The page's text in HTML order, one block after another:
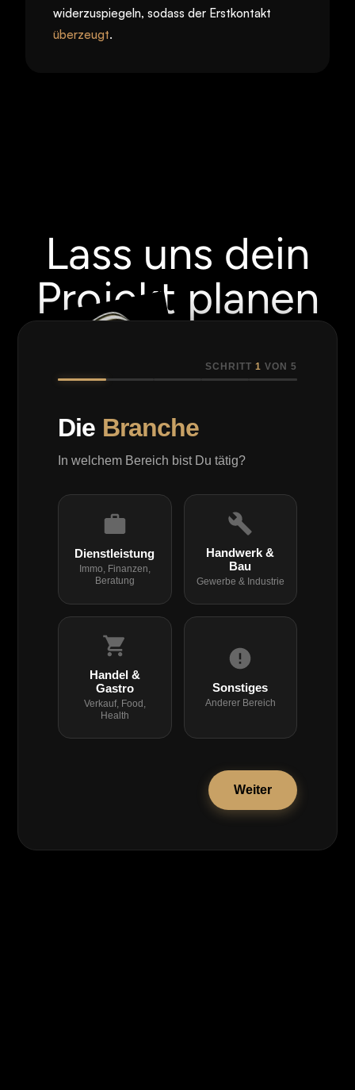
überzeugt.
Lass uns dein
Projekt planen
SCHRITT 1 VON 5
Die Branche
In welchem Bereich bist Du tätig?
Dienstleistung
Immo, Finanzen,
Beratung
Handwerk &
Bau
Gewerbe & Industrie
Handel &
Gastro
Verkauf, Food,
Health
Sonstiges
Anderer Bereich
Weiter